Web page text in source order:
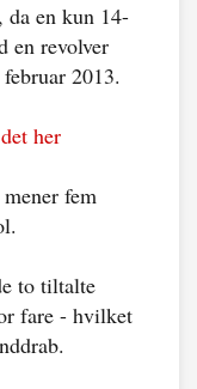
en kun 14-
en revolver
2013.
her
fem
to tiltalte
fare - hvilket